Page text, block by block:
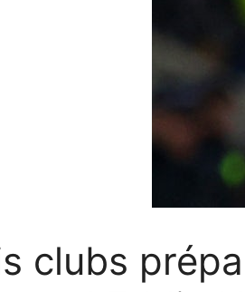
clubs